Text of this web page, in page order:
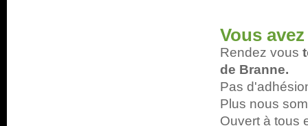
Vous
Rendez vous
de Branne.
Pas
Plus nous
Ouvert à tous